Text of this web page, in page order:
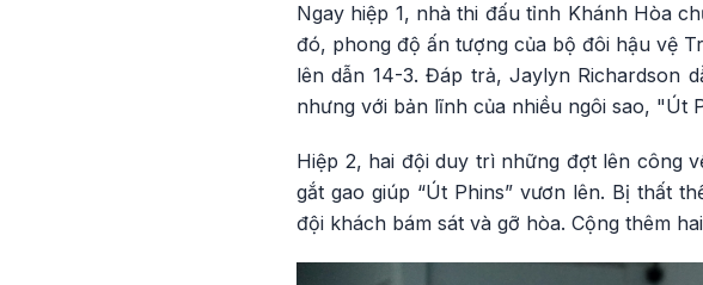
Ngay hiệp 1, nhà thi đấu tỉnh Khánh Hòa
đó, phong độ ấn tượng của bộ đôi hậu vệ
lên dẫn 14-3. Đáp trả, Jaylyn Richardson
nhưng với bản lĩnh của nhiều ngôi sao, "Út
Hiệp 2, hai đội duy trì những đợt lên công
gắt gao giúp “Út Phins” vươn lên. Bị thất
đội khách bám sát và gỡ hòa. Cộng thêm